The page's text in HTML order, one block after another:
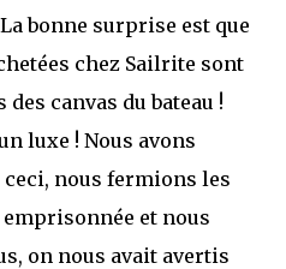
bonne surprise est que
chez Sailrite sont
canvas du bateau !
luxe ! Nous avons
ceci, nous fermions les
et nous
on nous avait avertis